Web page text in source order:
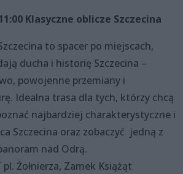
Klasyczne oblicze Szczecina
to spacer po miejscach,
ducha i historię Szczecina –
powojenne przemiany i
Idealna trasa dla tych, którzy chcą
najbardziej charakterystyczne i
Szczecina oraz zobaczyć jedną z
nad Odrą.
Żołnierza, Zamek Książąt